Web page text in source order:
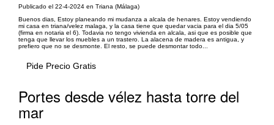
Publicado el 22-4-2024 en Triana (Málaga)
Buenos dias, Estoy planeando mi mudanza a alcala de henares. Estoy vendiendo
mi casa en triana/velez malaga, y la casa tiene que quedar vacia para el dia 5/05
(firma en notaria el 6). Todavia no tengo vivienda en alcala, asi que es posible que
tenga que llevar los muebles a un trastero. La alacena de madera es antigua, y
prefiero que no se desmonte. El resto, se puede desmontar todo...
Pide Precio Gratis
Portes desde vélez hasta torre del
mar